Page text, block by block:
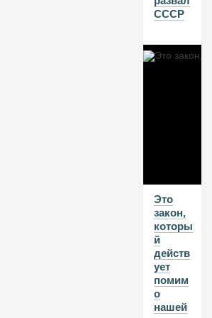
СССР
Это
закон,
которы
й
действ
ует
помим
о
нашей